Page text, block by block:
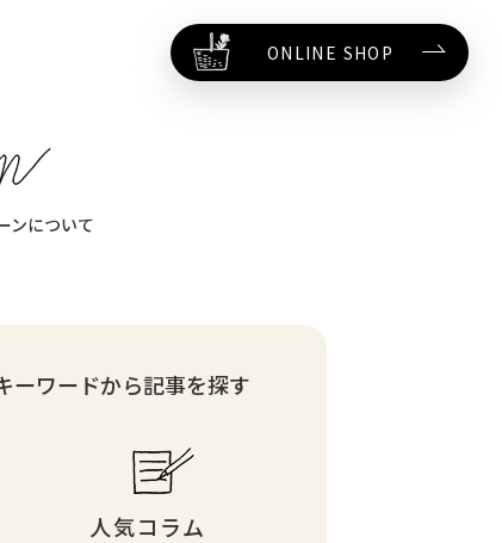
ンについて
ONLINE SHOP
ーワードから記事を探す
人気コラム